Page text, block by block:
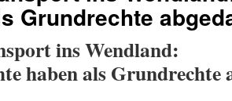
Grundrechte
ins Wendland:
haben als Grundrechte